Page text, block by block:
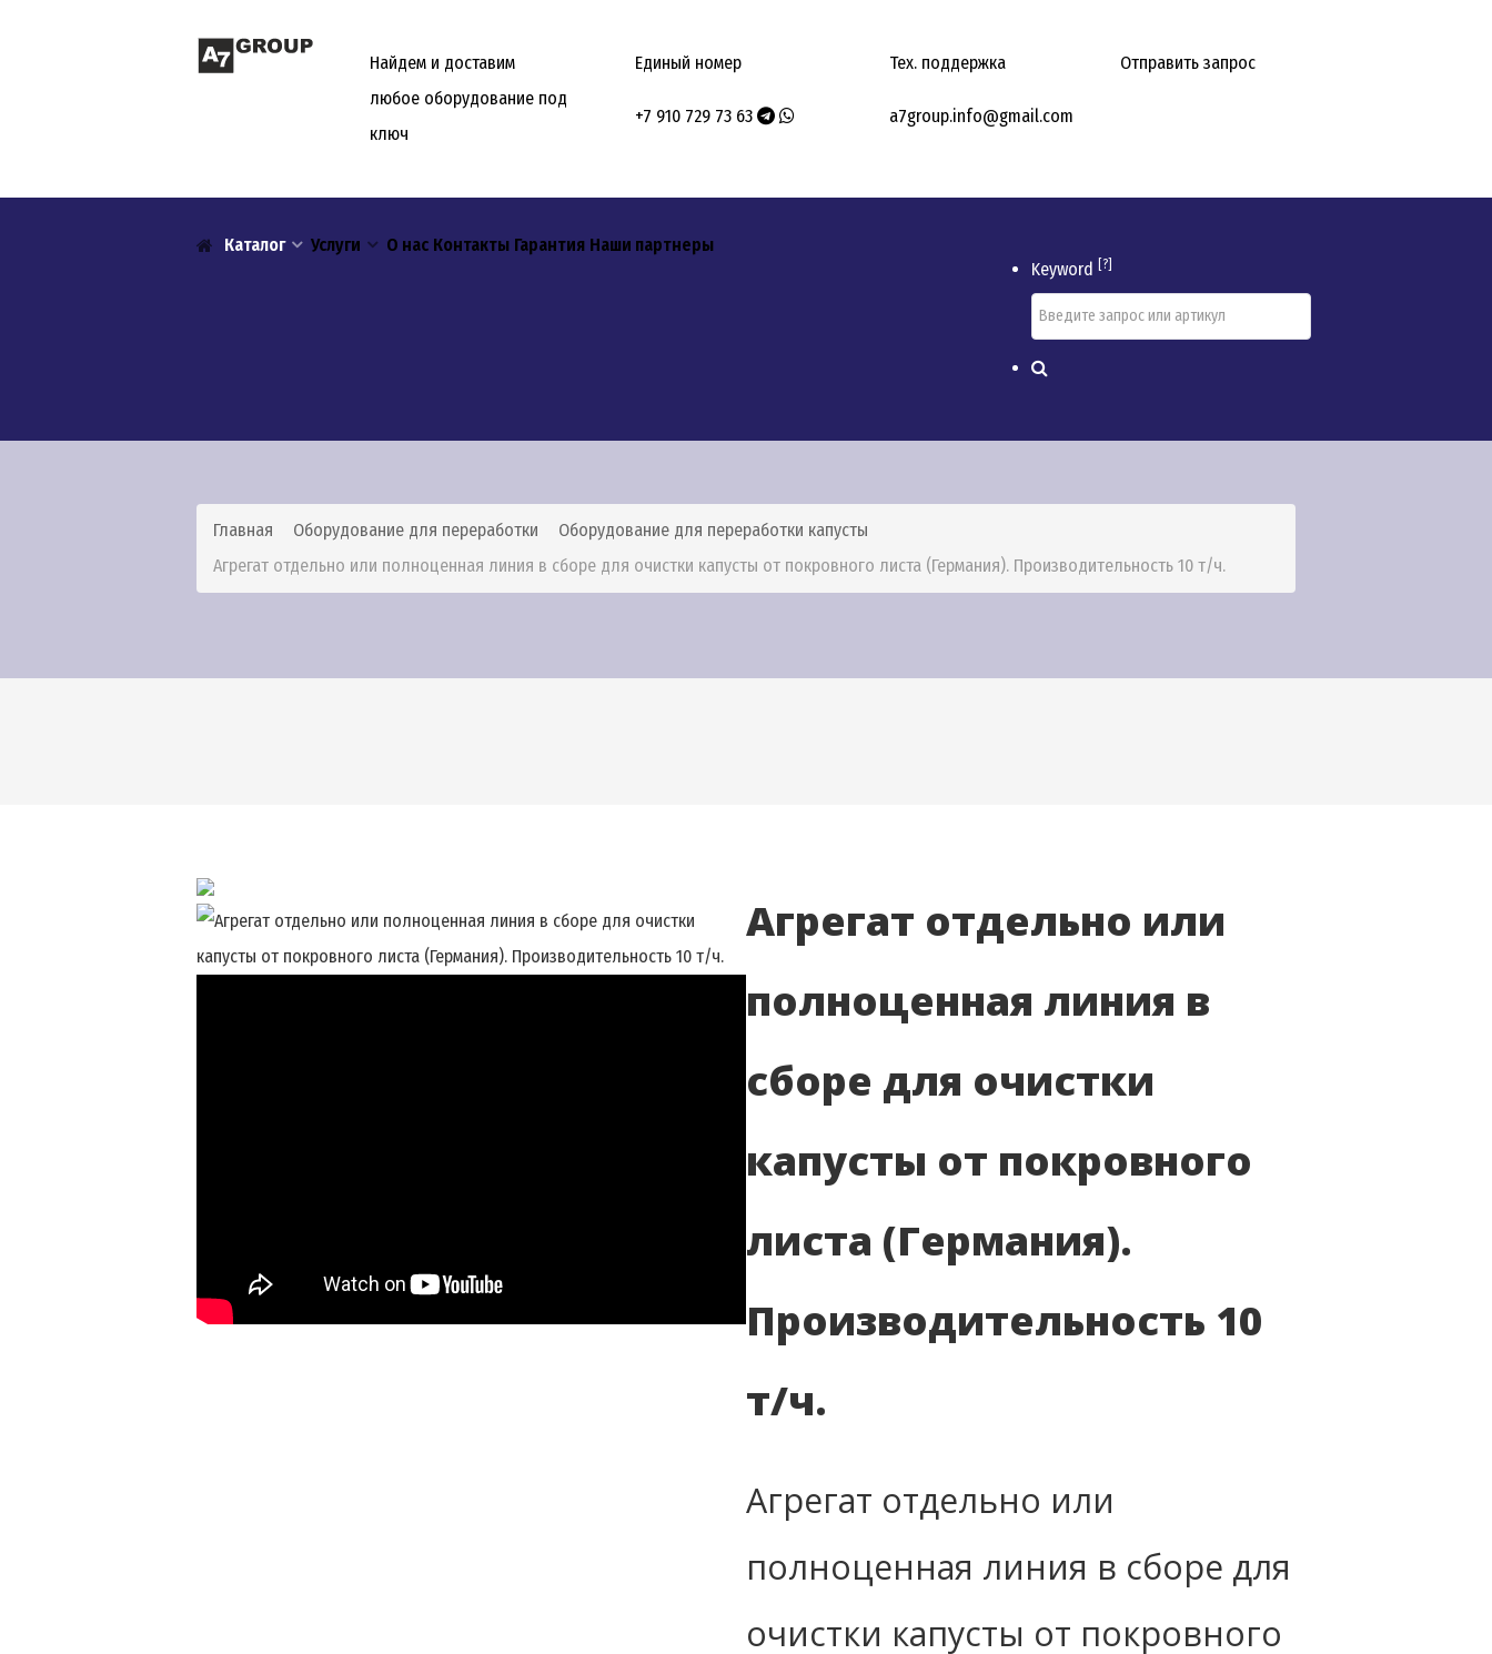
Найдем и доставим
любое оборудование под
ключ
Единый номер
+7 910 729 73 63
Тех. поддержка
a7group.info@gmail.com
Отправить запрос
Каталог Услуги О нас Контакты Гарантия Наши партнеры
Keyword
[?]
Главная Оборудование для переработки
Оборудование для переработки капусты
Агрегат отдельно или полноценная линия в сборе для очистки капусты от покровного листа (Германия). Производительность 10 т/ч.
Агрегат отдельно или
полноценная линия в
сборе для очистки
капусты от покровного
листа (Германия).
Производительность 10
т/ч.
Агрегат отдельно или
полноценная линия в сборе для
очистки капусты от покровного